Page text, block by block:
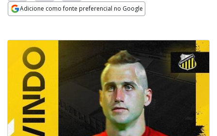
Adicione como fonte preferencial no Google